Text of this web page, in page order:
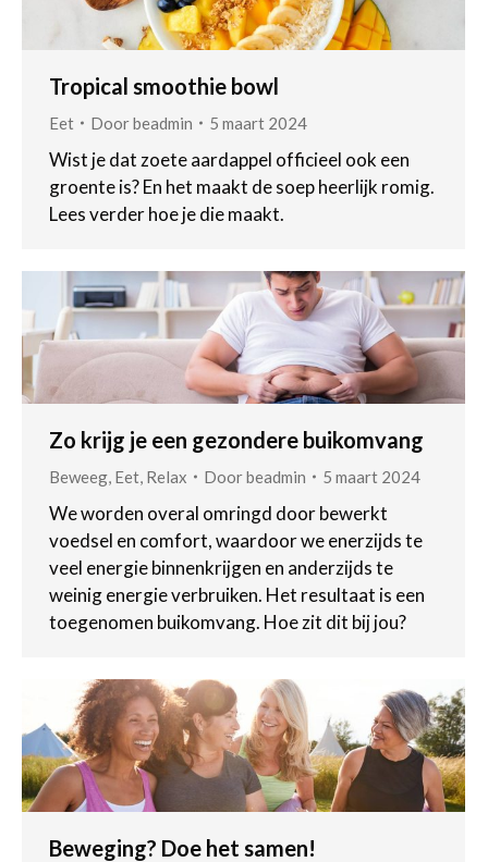
Tropical smoothie bowl
Eet Doorbeadmin 5 maart 2024
Wist je dat zoete aardappel officieel ook een
groente is? En het maakt de soep heerlijk romig.
Lees verder hoe je die maakt.
Zo krijg je een gezondere buikomvang
Beweeg, Eet, Relax Doorbeadmin 5 maart 2024
We worden overal omringd door bewerkt
voedsel en comfort, waardoor we enerzijds te
veel energie binnenkrijgen en anderzijds te
weinig energie verbruiken. Het resultaat is een
toegenomen buikomvang. Hoe zit dit bij jou?
Beweging? Doe het samen!